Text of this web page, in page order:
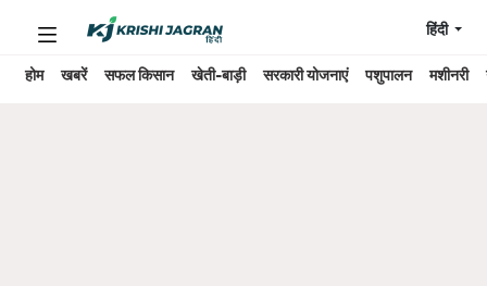
होम खबरें सफल किसान खेती-बाड़ी सरकारी योजनाएं पशुपालन मशीनरी
हिंदी